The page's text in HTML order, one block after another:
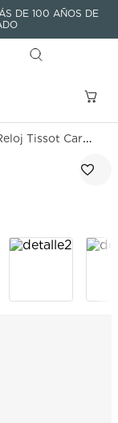
DE 100 AÑOS DE
Tissot Carson Premium Lady T122.210.22.033.01
MÁS BUSCADOS